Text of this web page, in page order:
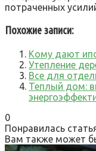
потраченных
Похожие записи:
Кому дают
Утепление
Все для
Теплый дом:
0
Понравилась
Вам также может